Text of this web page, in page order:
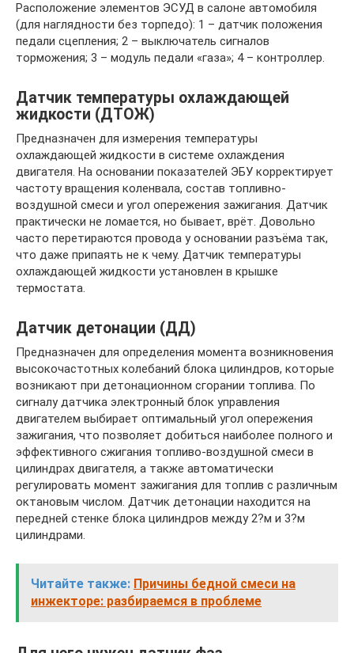
Расположение элементов ЭСУД в салоне автомобиля
(для наглядности без торпедо): 1 – датчик положения
педали сцепления; 2 – выключатель сигналов
торможения; 3 – модуль педали «газа»; 4 – контроллер.
Датчик температуры охлаждающей
жидкости (ДТОЖ)
Предназначен для измерения температуры
охлаждающей жидкости в системе охлаждения
двигателя. На основании показателей ЭБУ корректирует
частоту вращения коленвала, состав топливно-
воздушной смеси и угол опережения зажигания. Датчик
практически не ломается, но бывает, врёт. Довольно
часто перетираются провода у основании разъёма так,
что даже припаять не к чему. Датчик температуры
охлаждающей жидкости установлен в крышке
термостата.
Датчик детонации (ДД)
Предназначен для определения момента возникновения
высокочастотных колебаний блока цилиндров, которые
возникают при детонационном сгорании топлива. По
сигналу датчика электронный блок управления
двигателем выбирает оптимальный угол опережения
зажигания, что позволяет добиться наиболее полного и
эффективного сжигания топливо-воздушной смеси в
цилиндрах двигателя, а также автоматически
регулировать момент зажигания для топлив с различным
октановым числом. Датчик детонации находится на
передней стенке блока цилиндров между 2?м и 3?м
цилиндрами.
Читайте также: Причины бедной смеси на
инжекторе: разбираемся в проблеме